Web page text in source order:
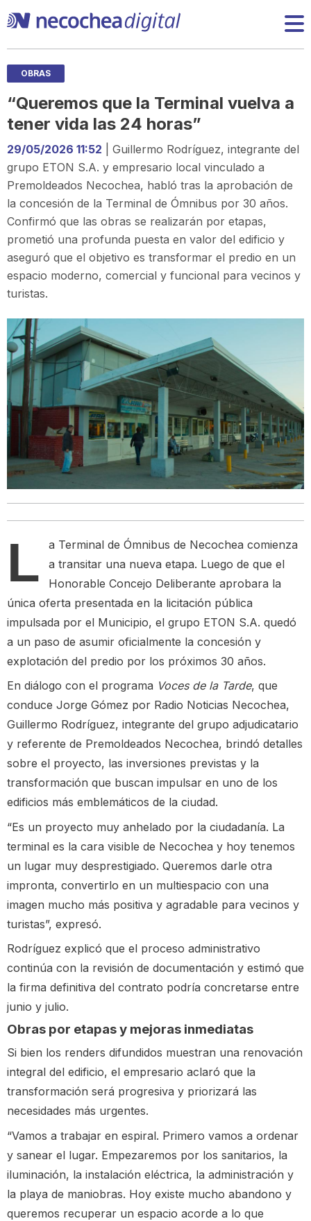
OBRAS
“Queremos que la Terminal vuelva a
tener vida las 24 horas”
29/05/2026 11:52 | Guillermo Rodríguez, integrante del
grupo ETON S.A. y empresario local vinculado a
Premoldeados Necochea, habló tras la aprobación de
la concesión de la Terminal de Ómnibus por 30 años.
Confirmó que las obras se realizarán por etapas,
prometió una profunda puesta en valor del edificio y
aseguró que el objetivo es transformar el predio en un
espacio moderno, comercial y funcional para vecinos y
turistas.
L
a Terminal de Ómnibus de Necochea comienza
a transitar una nueva etapa. Luego de que el
Honorable Concejo Deliberante aprobara la
única oferta presentada en la licitación pública
impulsada por el Municipio, el grupo ETON S.A. quedó
a un paso de asumir oficialmente la concesión y
explotación del predio por los próximos 30 años.
En diálogo con el programa Voces de la Tarde, que
conduce Jorge Gómez por Radio Noticias Necochea,
Guillermo Rodríguez, integrante del grupo adjudicatario
y referente de Premoldeados Necochea, brindó detalles
sobre el proyecto, las inversiones previstas y la
transformación que buscan impulsar en uno de los
edificios más emblemáticos de la ciudad.
“Es un proyecto muy anhelado por la ciudadanía. La
terminal es la cara visible de Necochea y hoy tenemos
un lugar muy desprestigiado. Queremos darle otra
impronta, convertirlo en un multiespacio con una
imagen mucho más positiva y agradable para vecinos y
turistas”, expresó.
Rodríguez explicó que el proceso administrativo
continúa con la revisión de documentación y estimó que
la firma definitiva del contrato podría concretarse entre
junio y julio.
Obras por etapas y mejoras inmediatas
Si bien los renders difundidos muestran una renovación
integral del edificio, el empresario aclaró que la
transformación será progresiva y priorizará las
necesidades más urgentes.
“Vamos a trabajar en espiral. Primero vamos a ordenar
y sanear el lugar. Empezaremos por los sanitarios, la
iluminación, la instalación eléctrica, la administración y
la playa de maniobras. Hoy existe mucho abandono y
queremos recuperar un espacio acorde a lo que